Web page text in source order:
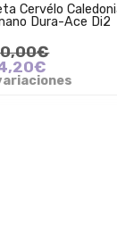
Cervélo
Dura-Ace Di2